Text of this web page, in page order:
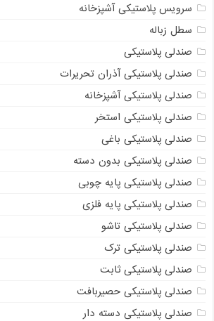
سرویس پلاستیکی آشپزخانه
سطل زباله
صندلی پلاستیکی
صندلی پلاستیکی آذران تحریرات
صندلی پلاستیکی آشپزخانه
صندلی پلاستیکی استخر
صندلی پلاستیکی باغی
صندلی پلاستیکی بدون دسته
صندلی پلاستیکی پایه چوبی
صندلی پلاستیکی پایه فلزی
صندلی پلاستیکی تاشو
صندلی پلاستیکی ترک
صندلی پلاستیکی ثابت
صندلی پلاستیکی حصیربافت
صندلی پلاستیکی دسته دار